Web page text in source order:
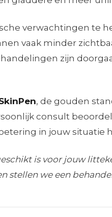
verwachtingen te
vaak minder
zijn
, de gouden
consult
in jouw situatie
is voor jouw
stellen we een